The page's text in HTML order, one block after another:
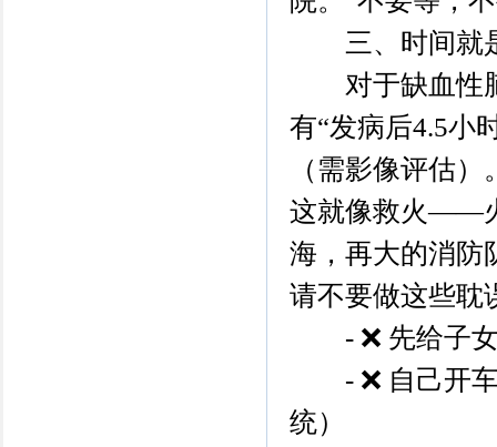
三、时间就
对于缺血性脑
有“发病后4.5小
（需影像评估
这就像救火——
海，再大的消防
请不要做这些耽
- ❌ 先给子女
- ❌ 自己开车
统）